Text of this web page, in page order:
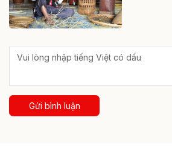
Gửi bình luận